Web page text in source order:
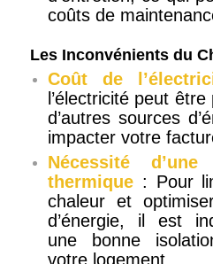
coûts de
Les Inconvénients du
Coût de
l’électricité peut
d’autres sources
impacter votre
Nécessité
thermique: Pour
chaleur et
d’énergie, il est
une bonne
votre logement.